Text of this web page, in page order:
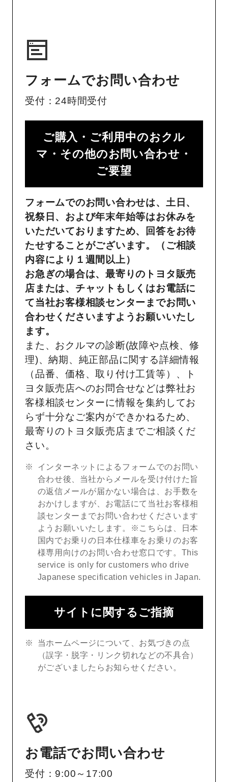
フォームでお問い合わせ
受付：24時間受付
ご購入・ご利用中のおクル
マ・その他のお問い合わせ・
ご要望​
フォームでのお問い合わせは、土日、
祝祭日、および年末年始等はお休みを
いただいておりますため、回答をお待
たせすることがございます。（ご相談
内容により１週間以上）
お急ぎの場合は、最寄りのトヨタ販売
店または、チャットもしくはお電話に
て当社お客様相談センターまでお問い
合わせくださいますようお願いいたし
ます。
また、おクルマの診断(故障や点検、修
理)、納期、純正部品に関する詳細情報
（品番、価格、取り付け工賃等）、ト
ヨタ販売店へのお問合せなどは弊社お
客様相談センターに情報を集約してお
らず十分なご案内ができかねるため、
最寄りのトヨタ販売店までご相談くだ
さい。
インターネットによるフォームでのお問い
合わせ後、当社からメールを受け付けた旨
の返信メールが届かない場合は、お手数を
おかけしますが、お電話にて当社お客様相
談センターまでお問い合わせくださいます
ようお願いいたします。※こちらは、日本
国内でお乗りの日本仕様車をお乗りのお客
様専用向けのお問い合わせ窓口です。This
service is only for customers who drive
Japanese specification vehicles in Japan.
サイトに関するご指摘
当ホームページについて、お気づきの点
（誤字・脱字・リンク切れなどの不具合）
がございましたらお知らせください。
お電話でお問い合わせ
受付：9:00～17:00